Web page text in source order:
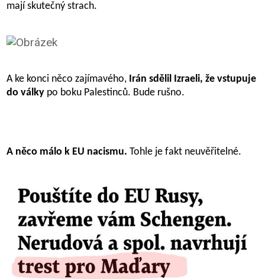
mají skutečný strach.
A ke konci něco zajímavého, Irán sdělil Izraeli, že vstupuje
do války po boku Palestinců. Bude rušno.
A něco málo k EU nacismu. Tohle je fakt neuvěřitelné.